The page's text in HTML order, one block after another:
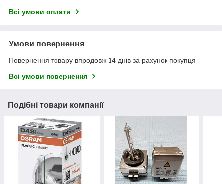
Всі умови оплати
Умови повернення
Повернення товару впродовж 14 днів за рахунок покупця
Всі умови повернення
Подібні товари компанії